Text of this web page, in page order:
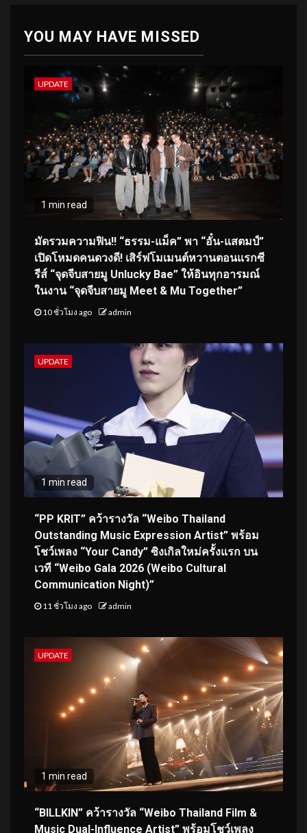
YOU MAY HAVE MISSED
UPDATE
1 min read
มัดรวมความฟิน!! “ธรรม-แม็ค” พา “อั๋น-แสตมป์”
เปิดโหมดคนดวงดี! เสิร์ฟโมเมนต์หวานตอนแรกซี
รีส์ “จุดจีบสายมู Unlucky Bae” ให้อินทุกอารมณ์
ในงาน “จุดจีบสายมู Meet & Mu Together”
10 ชั่วโมง ago admin
UPDATE
1 min read
“PP KRIT” คว้ารางวัล “Weibo Thailand
Outstanding Music Expression Artist” พร้อม
โชว์เพลง “Your Candy” ซิงเกิลใหม่ครั้งแรก บน
เวที “Weibo Gala 2026 (Weibo Cultural
Communication Night)”
11 ชั่วโมง ago admin
UPDATE
1 min read
“BILLKIN” คว้ารางวัล “Weibo Thailand Film &
Music Dual-Influence Artist” พร้อมโชว์เพลง